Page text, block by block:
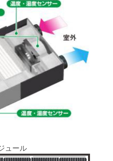
ュール